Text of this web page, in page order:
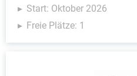
Start: Oktober 2026
Freie Plätze: 1